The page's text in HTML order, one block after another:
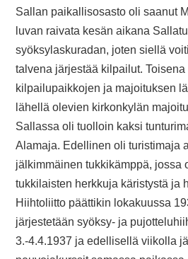
Sallan paikallisosasto oli saanut
luvan raivata kesän aikana
syöksylaskuradan, joten siellä
talvena järjestää kilpailut.
kilpailupaikkojen ja majoituksen
lähellä olevien kirkonkylän
Sallassa oli tuolloin kaksi
Alamaja. Edellinen oli turistimaja
jälkimmäinen tukkikämppä, jossa
tukkilaisten herkkuja käristystä ja
Hiihtoliitto päättikin lokakuussa
järjestetään syöksy- ja
3.-4.4.1937 ja edellisellä viikolla